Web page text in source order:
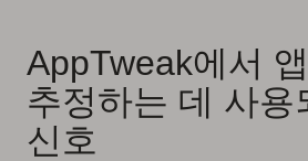
AppTweak에서
추정하는 데 사용
신호